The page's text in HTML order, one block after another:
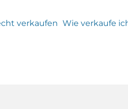
verkaufen Wie verkaufe